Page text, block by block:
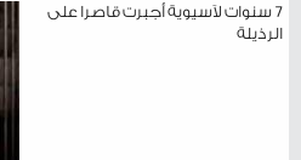
7 سنوات لآسيوية أجبرت قاصرا على
الرذيلة